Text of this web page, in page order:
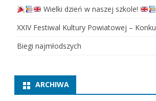
Wielki dzień w naszej szkole!
XXIV Festiwal Kultury Powiatowej –
Biegi najmłodszych
ARCHIWA